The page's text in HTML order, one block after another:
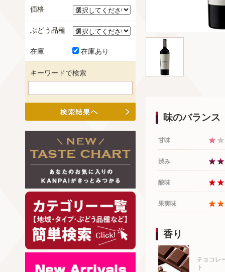
味のバランス
甘味
渋み
酸味
果実味
香り
チョコレ
ト
価格
ぶどう品種
在庫 在庫あり
キーワードで検索